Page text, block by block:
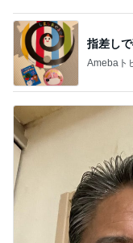
モモコ夫 妻が作った大
Amebaトピックス 1日前